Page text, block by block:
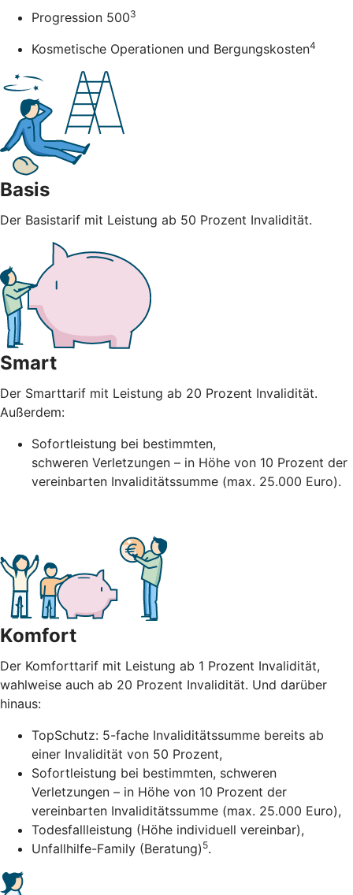
Progression 5003
Kosmetische Operationen und Bergungskosten4
Basis
Der Basistarif mit Leistung ab 50 Prozent Invalidität.
Smart
Der Smarttarif mit Leistung ab 20 Prozent Invalidität.
Außerdem:
Sofortleistung bei bestimmten,
schweren Verletzungen – in Höhe von 10 Prozent der
vereinbarten Invaliditätssumme (max. 25.000 Euro).
Komfort
Der Komforttarif mit Leistung ab 1 Prozent Invalidität,
wahlweise auch ab 20 Prozent Invalidität. Und darüber
hinaus:
TopSchutz: 5-fache Invaliditätssumme bereits ab
einer Invalidität von 50 Prozent,
Sofortleistung bei bestimmten, schweren
Verletzungen – in Höhe von 10 Prozent der
vereinbarten Invaliditätssumme (max. 25.000 Euro),
Todesfallleistung (Höhe individuell vereinbar),
Unfallhilfe-Family (Beratung) 5.